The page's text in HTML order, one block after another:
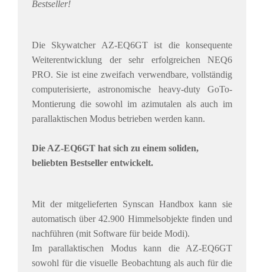
Bestseller!
Die Skywatcher AZ-EQ6GT ist die konsequente
Weiterentwicklung der sehr erfolgreichen NEQ6
PRO. Sie ist eine zweifach verwendbare, vollständig
computerisierte, astronomische heavy-duty GoTo-
Montierung die sowohl im azimutalen als auch im
parallaktischen Modus betrieben werden kann.
Die AZ-EQ6GT hat sich zu einem soliden,
beliebten Bestseller entwickelt.
Mit der mitgelieferten Synscan Handbox kann sie
automatisch über 42.900 Himmelsobjekte finden und
nachführen (mit Software für beide Modi).
Im parallaktischen Modus kann die AZ-EQ6GT
sowohl für die visuelle Beobachtung als auch für die